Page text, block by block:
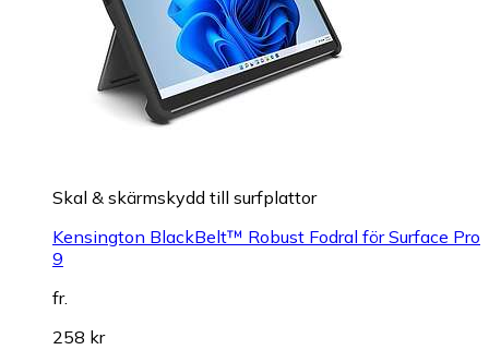
Skal & skärmskydd till surfplattor
Kensington BlackBelt™ Robust Fodral för Surface Pro
9
fr.
258 kr